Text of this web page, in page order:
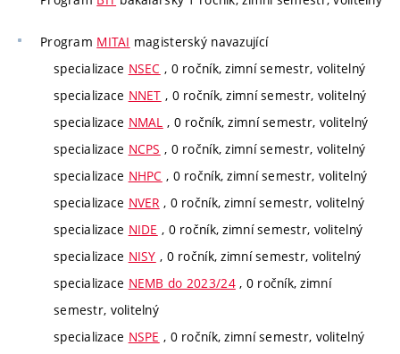
Program MITAI magisterský navazující
specializace NSEC , 0 ročník, zimní semestr, volitelný
specializace NNET , 0 ročník, zimní semestr, volitelný
specializace NMAL , 0 ročník, zimní semestr, volitelný
specializace NCPS , 0 ročník, zimní semestr, volitelný
specializace NHPC , 0 ročník, zimní semestr, volitelný
specializace NVER , 0 ročník, zimní semestr, volitelný
specializace NIDE , 0 ročník, zimní semestr, volitelný
specializace NISY , 0 ročník, zimní semestr, volitelný
specializace NEMB do 2023/24, 0 ročník, zimní
semestr, volitelný
specializace NSPE , 0 ročník, zimní semestr, volitelný